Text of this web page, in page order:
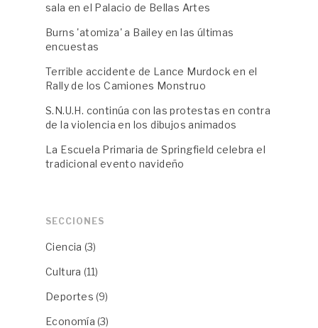
sala en el Palacio de Bellas Artes
Burns 'atomiza' a Bailey en las últimas
encuestas
Terrible accidente de Lance Murdock en el
Rally de los Camiones Monstruo
S.N.U.H. continúa con las protestas en contra
de la violencia en los dibujos animados
La Escuela Primaria de Springfield celebra el
tradicional evento navideño
SECCIONES
Ciencia (3)
Cultura (11)
Deportes (9)
Economía (3)